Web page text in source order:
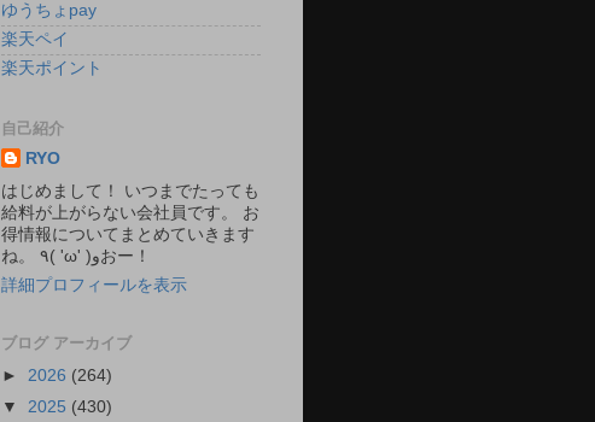
ゆうちょpay
楽天ペイ
楽天ポイント
自己紹介
RYO
はじめまして！ いつまでたっても
給料が上がらない会社員です。 お
得情報についてまとめていきます
ね。 ٩( 'ω' )وおー！
詳細プロフィールを表示
ブログ アーカイブ
► 2026 (264)
▼ 2025 (430)